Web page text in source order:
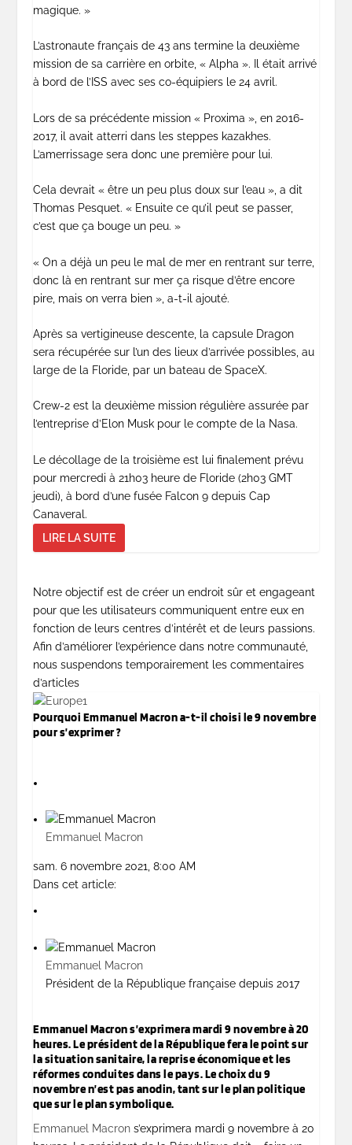
magique. »
L’astronaute français de 43 ans termine la deuxième
mission de sa carrière en orbite, « Alpha ». Il était arrivé
à bord de l’ISS avec ses co-équipiers le 24 avril.
Lors de sa précédente mission « Proxima », en 2016-
2017, il avait atterri dans les steppes kazakhes.
L’amerrissage sera donc une première pour lui.
Cela devrait « être un peu plus doux sur l’eau », a dit
Thomas Pesquet. « Ensuite ce qu’il peut se passer,
c’est que ça bouge un peu. »
« On a déjà un peu le mal de mer en rentrant sur terre,
donc là en rentrant sur mer ça risque d’être encore
pire, mais on verra bien », a-t-il ajouté.
Après sa vertigineuse descente, la capsule Dragon
sera récupérée sur l’un des lieux d’arrivée possibles, au
large de la Floride, par un bateau de SpaceX.
Crew-2 est la deuxième mission régulière assurée par
l’entreprise d’Elon Musk pour le compte de la Nasa.
Le décollage de la troisième est lui finalement prévu
pour mercredi à 21h03 heure de Floride (2h03 GMT
jeudi), à bord d’une fusée Falcon 9 depuis Cap
Canaveral.
LIRE LA SUITE
Notre objectif est de créer un endroit sûr et engageant
pour que les utilisateurs communiquent entre eux en
fonction de leurs centres d’intérêt et de leurs passions.
Afin d’améliorer l’expérience dans notre communauté,
nous suspendons temporairement les commentaires
d’articles
Pourquoi Emmanuel Macron a-t-il choisi le 9 novembre
pour s’exprimer ?
Emmanuel Macron
sam. 6 novembre 2021, 8:00 AM
Dans cet article:
Emmanuel Macron
Président de la République française depuis 2017
Emmanuel Macron s’exprimera mardi 9 novembre à 20
heures. Le président de la République fera le point sur
la situation sanitaire, la reprise économique et les
réformes conduites dans le pays. Le choix du 9
novembre n’est pas anodin, tant sur le plan politique
que sur le plan symbolique.
Emmanuel Macron s’exprimera mardi 9 novembre à 20